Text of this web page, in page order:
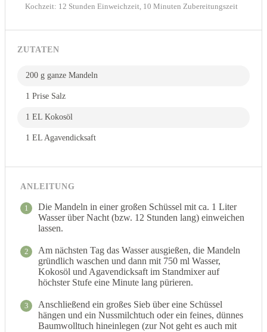
Kochzeit: 12 Stunden Einweichzeit, 10 Minuten Zubereitungszeit
ZUTATEN
200 g ganze Mandeln
1 Prise Salz
1 EL Kokosöl
1 EL Agavendicksaft
ANLEITUNG
1
Die Mandeln in einer großen Schüssel mit ca. 1 Liter
Wasser über Nacht (bzw. 12 Stunden lang) einweichen
lassen.
2
Am nächsten Tag das Wasser ausgießen, die Mandeln
gründlich waschen und dann mit 750 ml Wasser,
Kokosöl und Agavendicksaft im Standmixer auf
höchster Stufe eine Minute lang pürieren.
3
Anschließend ein großes Sieb über eine Schüssel
hängen und ein Nussmilchtuch oder ein feines, dünnes
Baumwolltuch hineinlegen (zur Not geht es auch mit